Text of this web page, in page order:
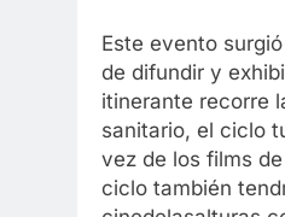
Este evento
de difundir y
itinerante recorre
sanitario, el ciclo
vez de los films
ciclo también